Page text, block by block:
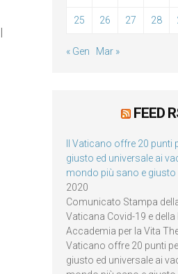
25 26 27 28
« Gen Mar »
FEED
Il Vaticano offre 20 punti
giusto ed universale ai
mondo più sano e giusto
2020
Comunicato Stampa
Vaticana Covid-19 e
Accademia per la Vita The
Vaticano offre 20 punti
giusto ed universale ai